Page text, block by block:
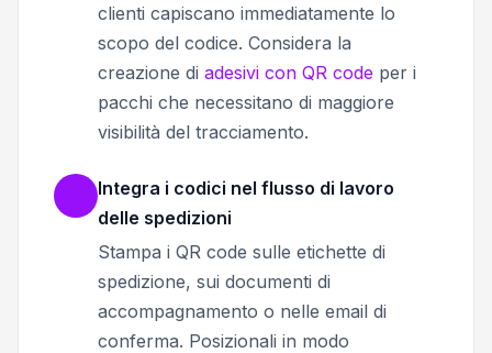
clienti capiscano immediatamente lo
scopo del codice. Considera la
creazione di adesivi con QR code per i
pacchi che necessitano di maggiore
visibilità del tracciamento.
Integra i codici nel flusso di lavoro
delle spedizioni
Stampa i QR code sulle etichette di
spedizione, sui documenti di
accompagnamento o nelle email di
conferma. Posizionali in modo